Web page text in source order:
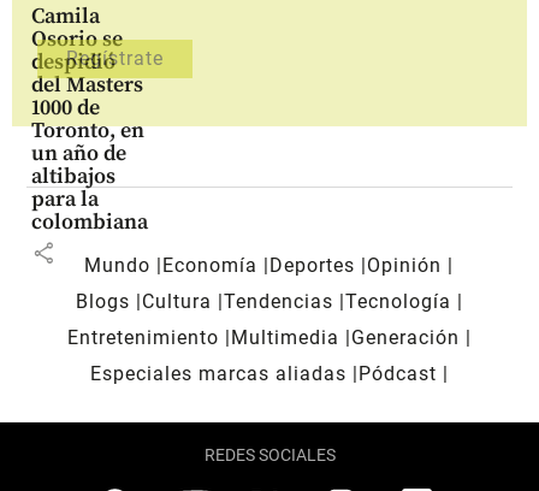
Camila
Osorio se
despidió
del Masters
1000 de
Toronto, en
un año de
altibajos
para la
colombiana
share Mundo Economía Deportes
Opinión
Blogs
Cultura Tendencias Tecnología
Entretenimiento
Multimedia
Generación
Especiales marcas aliadas
Pódcast
REDES SOCIALES